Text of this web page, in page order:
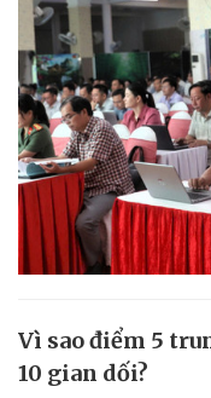
Vì sao điểm 5
10 gian dối?